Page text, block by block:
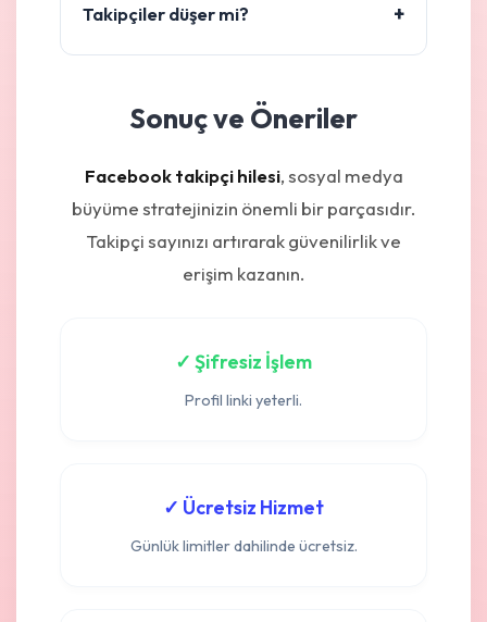
Takipçiler düşer mi? +
Sonuç ve Öneriler
Facebook takipçi hilesi, sosyal medya
büyüme stratejinizin önemli bir parçasıdır.
Takipçi sayınızı artırarak güvenilirlik ve
erişim kazanın.
✓ Şifresiz İşlem
Profil linki yeterli.
✓ Ücretsiz Hizmet
Günlük limitler dahilinde ücretsiz.